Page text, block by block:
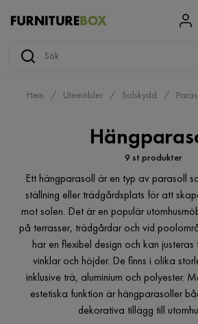
Hem Utemöbler Solskydd
9 st produkter
Ett hängparasoll är en typ av parasoll
ställning eller trädgårdsplats för att
mot solen. Det är en populär
på terrasser, trädgårdar och vid
har en flexibel design och kan
vinklar och höjder. De finns i olika
inklusive trä, aluminium och polyester.
estetiska funktion är hängparasoller
dekorativa tillägg till